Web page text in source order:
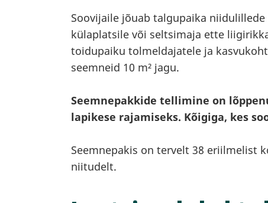
Soovijaile jõuab talgupaika
külaplatsile või seltsimaja ette
toidupaiku tolmeldajatele ja
seemneid 10 m² jagu.
Seemnepakkide tellimine on
lapikese rajamiseks. Kõigiga, kes
Seemnepakis on tervelt 38 eriilmelist
niitudelt.